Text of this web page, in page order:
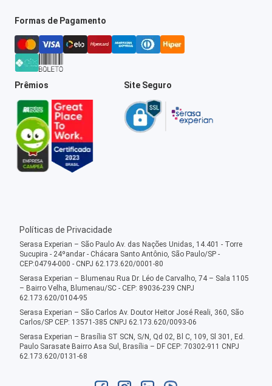
Formas de Pagamento
Prêmios Site Seguro
Políticas de Privacidade
Serasa Experian – São Paulo Av. das Nações Unidas, 14.401 - Torre
Sucupira - 24ºandar - Chácara Santo Antônio, São Paulo/SP -
CEP:04794-000 - CNPJ 62.173.620/0001-80
Serasa Experian – Blumenau Rua Dr. Léo de Carvalho, 74 – Sala 1105
– Bairro Velha, Blumenau/SC - CEP: 89036-239 CNPJ
62.173.620/0104-95
Serasa Experian – São Carlos Av. Doutor Heitor José Reali, 360, São
Carlos/SP CEP: 13571-385 CNPJ 62.173.620/0093-06
Serasa Experian – Brasília ST SCN, S/N, Qd 02, Bl C, 109, Sl 301, Ed.
Paulo Sarasate Bairro Asa Sul, Brasília – DF CEP: 70302-911 CNPJ
62.173.620/0131-68